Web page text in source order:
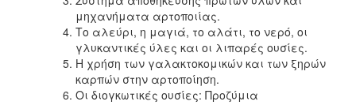
μηχανήματα αρτοποιίας.
Το αλεύρι, η μαγιά, το αλάτι, το νερό, οι
γλυκαντικές ύλες και οι λιπαρές ουσίες.
Η χρήση των γαλακτοκομικών και των ξηρών
καρπών στην αρτοποίηση.
Οι διογκωτικές ουσίες: Προζύμια